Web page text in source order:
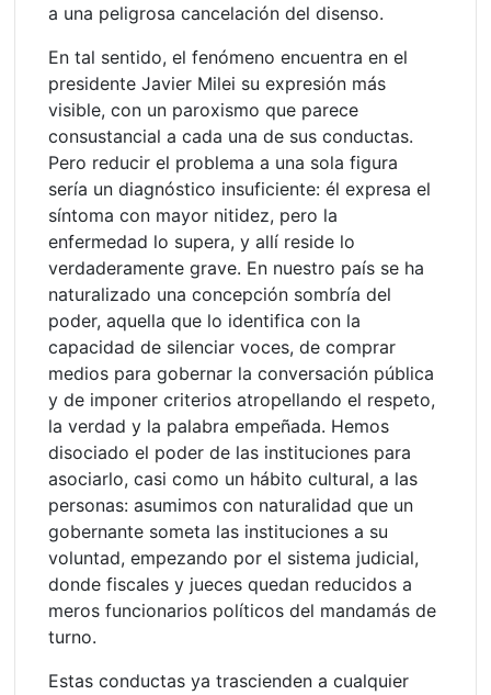
a una peligrosa cancelación del disenso.
En tal sentido, el fenómeno encuentra en el
presidente Javier Milei su expresión más
visible, con un paroxismo que parece
consustancial a cada una de sus conductas.
Pero reducir el problema a una sola figura
sería un diagnóstico insuficiente: él expresa el
síntoma con mayor nitidez, pero la
enfermedad lo supera, y allí reside lo
verdaderamente grave. En nuestro país se ha
naturalizado una concepción sombría del
poder, aquella que lo identifica con la
capacidad de silenciar voces, de comprar
medios para gobernar la conversación pública
y de imponer criterios atropellando el respeto,
la verdad y la palabra empeñada. Hemos
disociado el poder de las instituciones para
asociarlo, casi como un hábito cultural, a las
personas: asumimos con naturalidad que un
gobernante someta las instituciones a su
voluntad, empezando por el sistema judicial,
donde fiscales y jueces quedan reducidos a
meros funcionarios políticos del mandamás de
turno.
Estas conductas ya trascienden a cualquier